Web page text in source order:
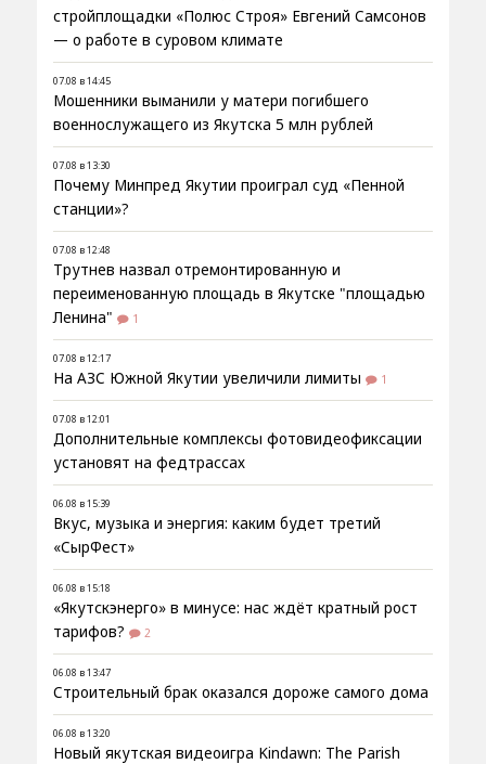
стройплощадки «Полюс Строя» Евгений Самсонов
— о работе в суровом климате
07.08 в 14:45
Мошенники выманили у матери погибшего
военнослужащего из Якутска 5 млн рублей
07.08 в 13:30
Почему Минпред Якутии проиграл суд «Пенной
станции»?
07.08 в 12:48
Трутнев назвал отремонтированную и
переименованную площадь в Якутске "площадью
Ленина"
1
07.08 в 12:17
На АЗС Южной Якутии увеличили лимиты 1
07.08 в 12:01
Дополнительные комплексы фотовидеофиксации
установят на федтрассах
06.08 в 15:39
Вкус, музыка и энергия: каким будет третий
«СырФест»
06.08 в 15:18
«Якутскэнерго» в минусе: нас ждёт кратный рост
тарифов?
2
06.08 в 13:47
Строительный брак оказался дороже самого дома
06.08 в 13:20
Новый якутская видеоигра Kindawn: The Parish